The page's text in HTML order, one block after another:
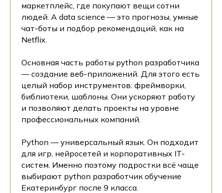
маркетплейс, где покупают вещи сотни
людей. А data science — это прогнозы, умные
чат-боты и подбор рекомендаций, как на
Netflix.
Основная часть работы python разработчика
— создание веб-приложений. Для этого есть
целый набор инструментов: фреймворки,
библиотеки, шаблоны. Они ускоряют работу
и позволяют делать проекты на уровне
профессиональных компаний.
Python — универсальный язык. Он подходит
для игр, нейросетей и корпоративных IT-
систем. Именно поэтому подростки всё чаще
выбирают python разработчик обучение
Екатеринбург после 9 класса.